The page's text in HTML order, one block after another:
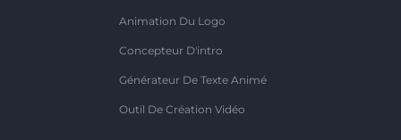
Animation Du Logo
Concepteur D'intro
Générateur De Texte Animé
Outil De Création Vidéo